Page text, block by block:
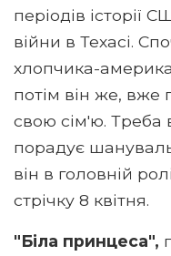
періодів історії
війни в Техасі.
хлопчика-
потім він же, вже
свою сім'ю. Треба
порадує
він в головній
стрічку 8 квітня.
"Біла принцеса",